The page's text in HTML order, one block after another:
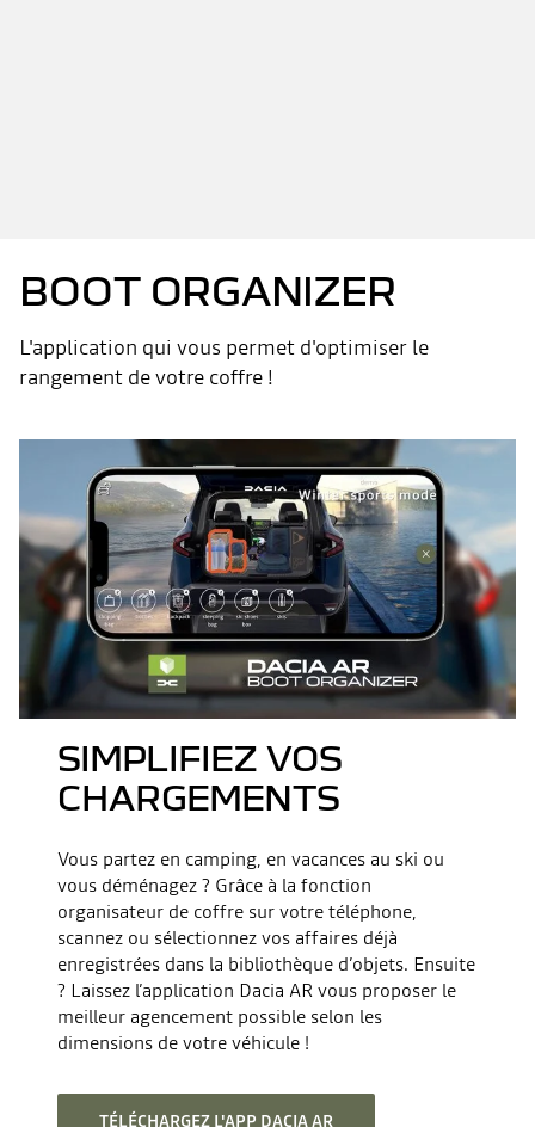
BOOT ORGANIZER
L'application qui vous permet d'optimiser le
rangement de votre coffre !
SIMPLIFIEZ VOS
CHARGEMENTS
Vous partez en camping, en vacances au ski ou
vous déménagez ? Grâce à la fonction
organisateur de coffre sur votre téléphone,
scannez ou sélectionnez vos affaires déjà
enregistrées dans la bibliothèque d’objets. Ensuite
? Laissez l’application Dacia AR vous proposer le
meilleur agencement possible selon les
dimensions de votre véhicule !
TÉLÉCHARGEZ L'APP DACIA AR